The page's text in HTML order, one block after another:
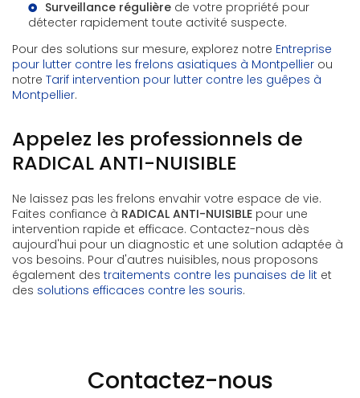
Surveillance régulière de votre propriété pour
détecter rapidement toute activité suspecte.
Pour des solutions sur mesure, explorez notre Entreprise
pour lutter contre les frelons asiatiques à Montpellier ou
notre Tarif intervention pour lutter contre les guêpes à
Montpellier.
Appelez les professionnels de
RADICAL ANTI-NUISIBLE
Ne laissez pas les frelons envahir votre espace de vie.
Faites confiance à RADICAL ANTI-NUISIBLE pour une
intervention rapide et efficace. Contactez-nous dès
aujourd'hui pour un diagnostic et une solution adaptée à
vos besoins. Pour d'autres nuisibles, nous proposons
également des traitements contre les punaises de lit et
des solutions efficaces contre les souris.
Contactez-nous